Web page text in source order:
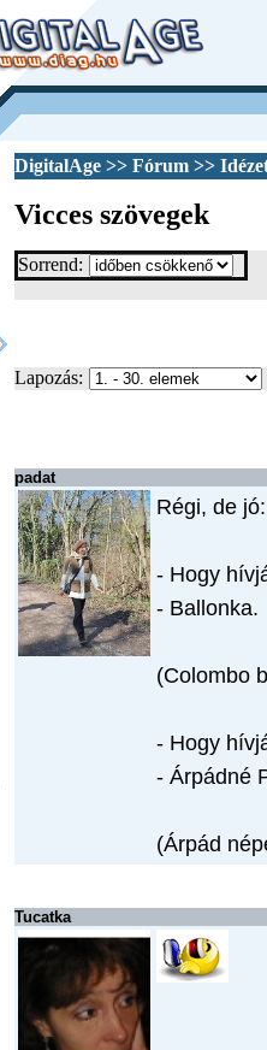
DigitalAge >> Fórum >>
Vicces szövegek
Sorrend:
Lapozás:
padat
Régi, de jó:
- Hogy
- Ballonka.
(Colombo
- Hogy
- Árpádné
(Árpád
Tucatka